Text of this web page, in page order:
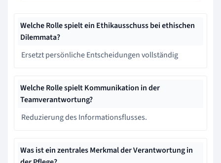
Welche Rolle spielt ein Ethikausschuss bei ethischen
Dilemmata?
Ersetzt persönliche Entscheidungen vollständig
Welche Rolle spielt Kommunikation in der
Teamverantwortung?
Reduzierung des Informationsflusses.
Was ist ein zentrales Merkmal der Verantwortung in